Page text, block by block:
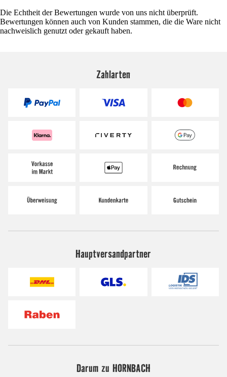
Die Echtheit der Bewertungen wurde von uns nicht überprüft.
Bewertungen können auch von Kunden stammen, die die Ware nicht
nachweislich genutzt oder gekauft haben.
Zahlarten
Hauptversandpartner
Darum zu HORNBACH